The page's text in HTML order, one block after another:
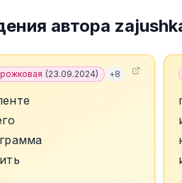
автора
(23.09.2024) +8